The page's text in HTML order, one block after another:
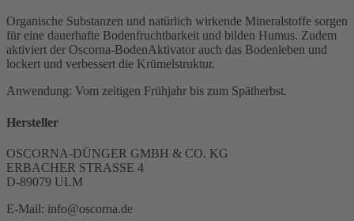
Organische Substanzen und natürlich wirkende Mineralstoffe sorgen
für eine dauerhafte Bodenfruchtbarkeit und bilden Humus. Zudem
aktiviert der Oscorna-BodenAktivator auch das Bodenleben und
lockert und verbessert die Krümelstruktur.
Anwendung: Vom zeitigen Frühjahr bis zum Spätherbst.
Hersteller
OSCORNA-DÜNGER GMBH & CO. KG
ERBACHER STRASSE 4
D-89079 ULM
E-Mail: info@oscorna.de